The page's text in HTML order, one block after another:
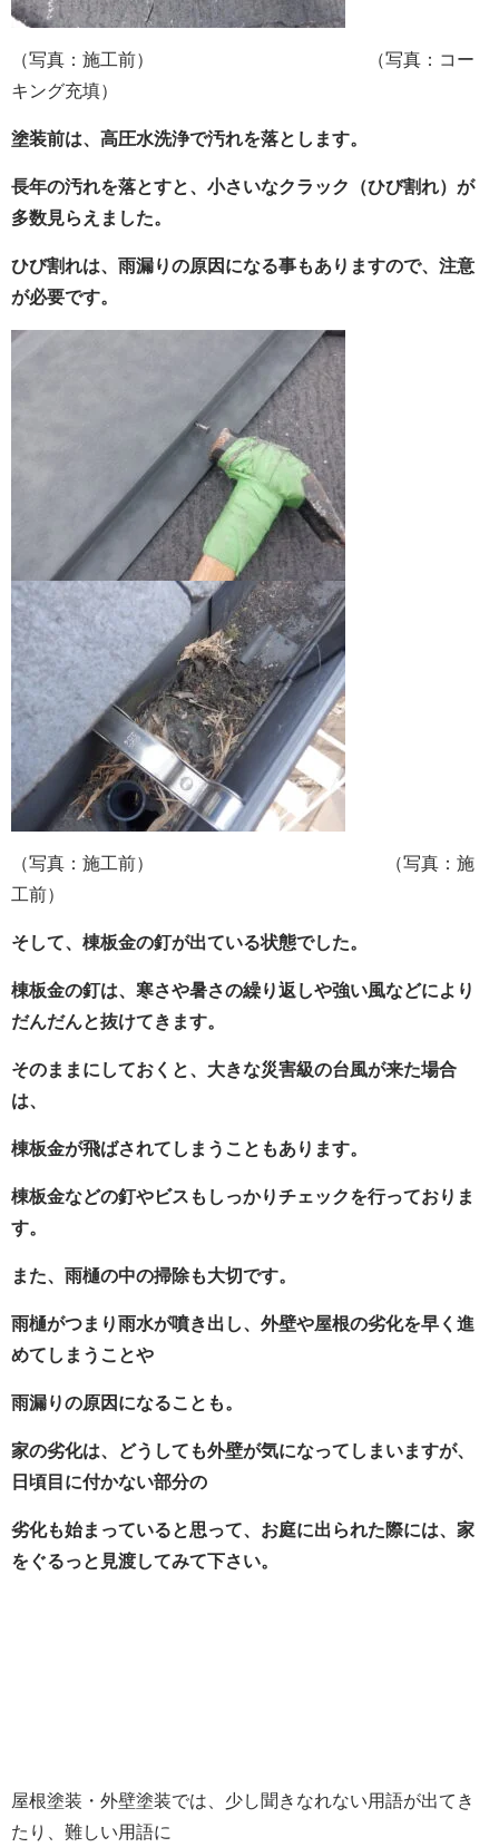
（写真：施工前） （写真：コー
キング充填）
塗装前は、高圧水洗浄で汚れを落とします。
長年の汚れを落とすと、小さいなクラック（ひび割れ）が
多数見らえました。
ひび割れは、雨漏りの原因になる事もありますので、注意
が必要です。
（写真：施工前） （写真：施
工前）
そして、棟板金の釘が出ている状態でした。
棟板金の釘は、寒さや暑さの繰り返しや強い風などにより
だんだんと抜けてきます。
そのままにしておくと、大きな災害級の台風が来た場合
は、
棟板金が飛ばされてしまうこともあります。
棟板金などの釘やビスもしっかりチェックを行っておりま
す。
また、雨樋の中の掃除も大切です。
雨樋がつまり雨水が噴き出し、外壁や屋根の劣化を早く進
めてしまうことや
雨漏りの原因になることも。
家の劣化は、どうしても外壁が気になってしまいますが、
日頃目に付かない部分の
劣化も始まっていると思って、お庭に出られた際には、家
をぐるっと見渡してみて下さい。
屋根塗装・外壁塗装では、少し聞きなれない用語が出てき
たり、難しい用語に